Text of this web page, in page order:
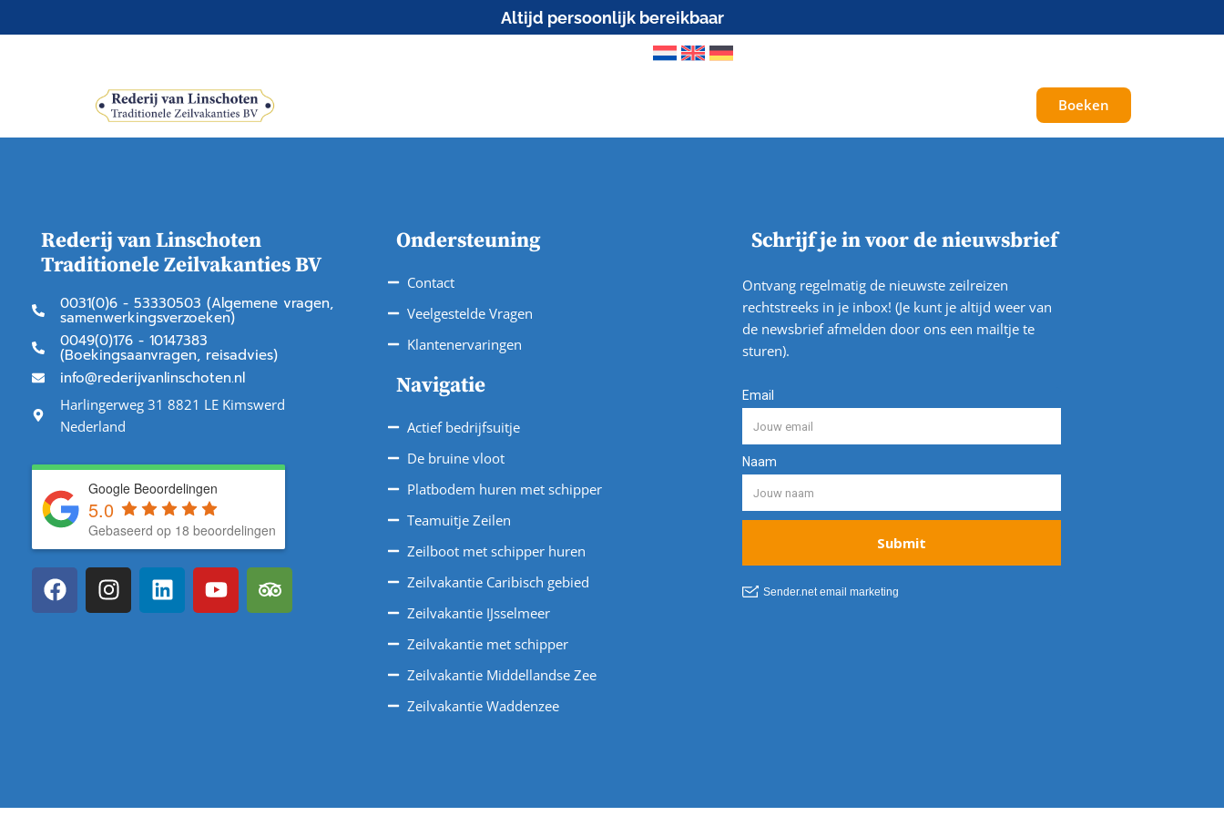
Altijd persoonlijk bereikbaar
Boeken
Rederij van Linschoten
Traditionele Zeilvakanties BV
0031(0)6 - 53330503 (Algemene vragen,
samenwerkingsverzoeken)
0049(0)176 - 10147383
(Boekingsaanvragen, reisadvies)
info@rederijvanlinschoten.nl
Harlingerweg 31 8821 LE Kimswerd
Nederland
Google Beoordelingen
5.0
Gebaseerd op 18 beoordelingen
Ondersteuning
Contact
Veelgestelde Vragen
Klantenervaringen
Navigatie
Actief bedrijfsuitje
De bruine vloot
Platbodem huren met schipper
Teamuitje Zeilen
Zeilboot met schipper huren
Zeilvakantie Caribisch gebied
Zeilvakantie IJsselmeer
Zeilvakantie met schipper
Zeilvakantie Middellandse Zee
Zeilvakantie Waddenzee
Schrijf je in voor de nieuwsbrief
Ontvang regelmatig de nieuwste zeilreizen
rechtstreeks in je inbox! (Je kunt je altijd weer van
de newsbrief afmelden door ons een mailtje te
sturen).